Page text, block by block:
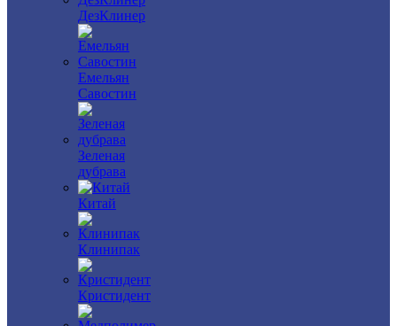
ДезКлинер
Емельян
Савостин
Зеленая
дубрава
Китай
Клинипак
Кристидент